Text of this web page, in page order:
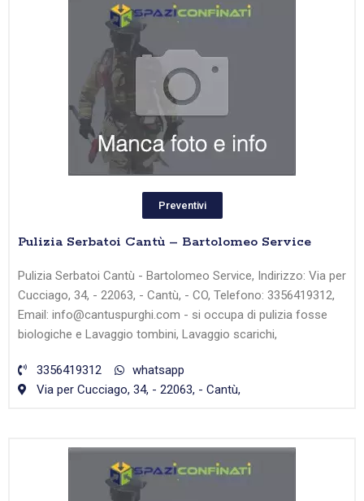
Preventivi
Pulizia Serbatoi Cantù – Bartolomeo Service
Pulizia Serbatoi Cantù - Bartolomeo Service, Indirizzo: Via per
Cucciago, 34, - 22063, - Cantù, - CO, Telefono: 3356419312,
Email: info@cantuspurghi.com - si occupa di pulizia fosse
biologiche e Lavaggio tombini, Lavaggio scarichi,
3356419312
whatsapp
Via per Cucciago, 34, - 22063, - Cantù,